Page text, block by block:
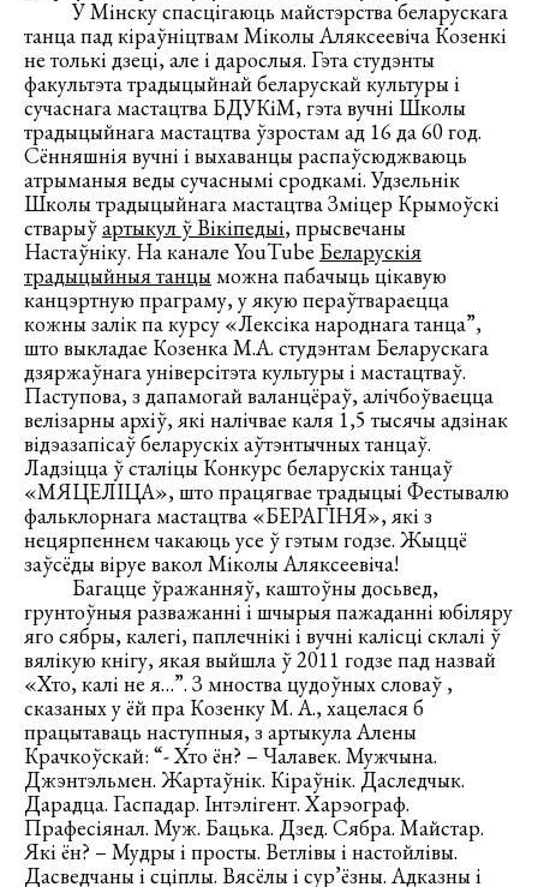
У Мінску спасцігаюць майстэрства беларускага
танца пад кіраўніцтвам Міколы Аляксеевіча Козенкі
не толькі дзеці, але і дарослыя. Гэта студэнты
факультэта традыцыйнай беларускай культуры і
сучаснага мастацтва БДУКіМ, гэта вучні Школы
традыцыйнага мастацтва ўзростам ад 16 да 60 год.
Сённяшнія вучні і выхаванцы распаўсюджваюць
атрыманыя веды сучаснымі сродкамі. Удзельнік
Школы традыцыйнага мастацтва Зміцер Крымоўскі
стварыўартыкул ў Вікіпедыі, прысвечаны
Настаўніку. На канале YouTube Беларускія
традыцыйныя танцыможна пабачыць цікавую
канцэртную праграму, у якую пераўтвараецца
кожны залік па курсу «Лексіка народнага танца”,
што выкладае Козенка М.А. студэнтам Беларускага
дзяржаўнага універсітэта культуры і мастацтваў.
Паступова, з дапамогай валанцёраў, алічбоўваецца
велізарны архіў, які налічвае каля 1,5 тысячы адзінак
відэазапісаў беларускіх аўтэнтычных танцаў.
Ладзіцца ў сталіцы Конкурс беларускіх танцаў
«МЯЦЕЛІЦА», што працягвае традыцыі Фестывалю
фальклорнага мастацтва «БЕРАГІНЯ», які з
нецярпеннем чакаюць усе ў гэтым годзе. Жыццё
заўсёды віруе вакол Міколы Аляксеевіча!
Багацце ўражанняў, каштоўны досьвед,
грунтоўныя разважанні і шчырыя пажаданні юбіляру
яго сябры, калегі, паплечнікі і вучні калісці склалі ў
вялікую кнігу, якая выйшла ў 2011 годзе пад назвай
«Хто, калі не я…”. З мноства цудоўных словаў ,
сказаных у ёй пра Козенку М. А., хацелася б
працытаваць наступныя, з артыкула Алены
Крачкоўскай: “- Хто ён? – Чалавек. Мужчына.
Джэнтэльмен. Жартаўнік. Кіраўнік. Даследчык.
Дарадца. Гаспадар. Інтэлігент. Харэограф.
Прафесіянал. Муж. Бацька. Дзед. Сябра. Майстар.
Які ён? – Мудры і просты. Ветлівы і настойлівы.
Дасведчаны і сціплы. Вясёлы і сур’ёзны. Адказны і